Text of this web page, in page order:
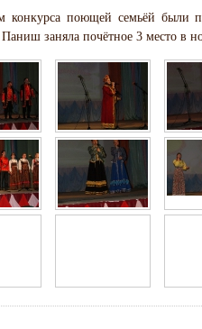
конкурса поющей семьёй были
заняла почётное 3 место в